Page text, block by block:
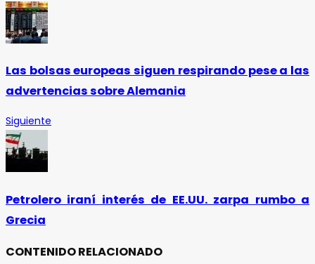
Las bolsas europeas siguen respirando pese a las
advertencias sobre Alemania
Siguiente
Petrolero iraní interés de EE.UU. zarpa rumbo a
Grecia
CONTENIDO RELACIONADO